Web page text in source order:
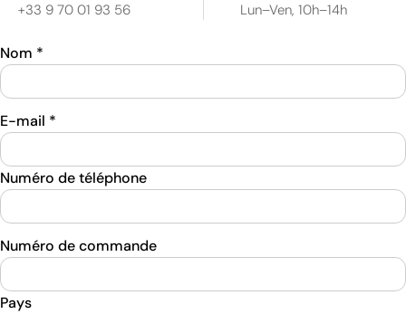
+33 9 70 01 93 56 Lun–Ven, 10h–14h
Nom *
E-mail *
Numéro de téléphone
Numéro de commande
Pays